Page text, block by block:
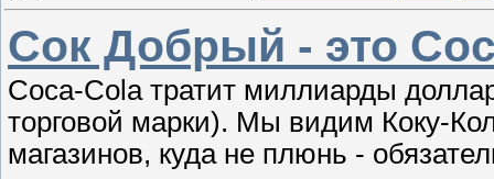
Сок Добрый - это
Coca-Cola тратит миллиарды
торговой марки). Мы видим Коку-
магазинов, куда не плюнь -